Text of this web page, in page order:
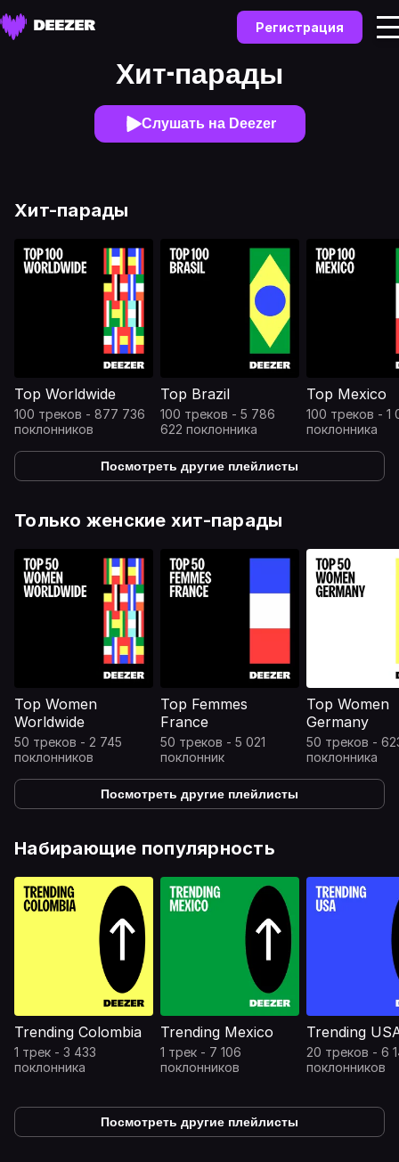
Регистрация
Хит-парады
Слушать на Deezer
Хит-парады
Top Worldwide
100 треков - 877 736
поклонников
Top Brazil
100 треков - 5 786
622 поклонника
Top Mexico
100 треков - 1
поклонника
Посмотреть другие плейлисты
Только женские хит-парады
Top Women
Worldwide
50 треков - 2 745
поклонников
Top Femmes
France
50 треков - 5 021
поклонник
Top Women
Germany
50 треков -
поклонника
Посмотреть другие плейлисты
Набирающие популярность
Trending Colombia
1 трек - 3 433
поклонника
Trending Mexico
1 трек - 7 106
поклонников
Trending
20 треков - 6
поклонников
Посмотреть другие плейлисты